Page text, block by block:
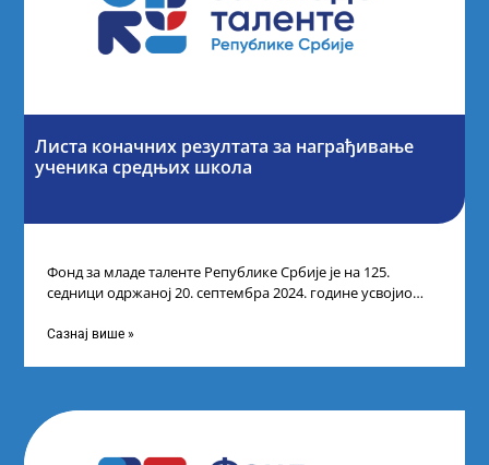
Листа коначних резултата за награђивање
ученика средњих школа
Фонд за младе таленте Републике Србије је на 125.
седници одржаној 20. септембра 2024. године усвојио
Сазнај више »